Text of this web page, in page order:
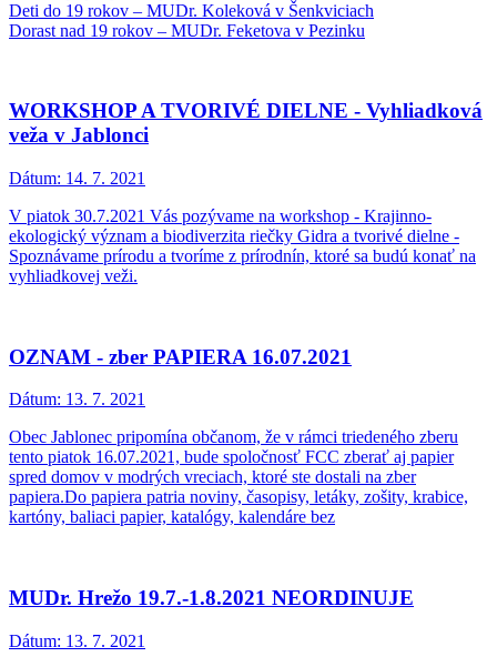
Deti do 19 rokov – MUDr. Koleková v Šenkviciach
Dorast nad 19 rokov – MUDr. Feketova v Pezinku
WORKSHOP A TVORIVÉ DIELNE - Vyhliadková
veža v Jablonci
Dátum: 14. 7. 2021
V piatok 30.7.2021 Vás pozývame na workshop - Krajinno-
ekologický význam a biodiverzita riečky Gidra a tvorivé dielne -
Spoznávame prírodu a tvoríme z prírodnín, ktoré sa budú konať na
vyhliadkovej veži.
OZNAM - zber PAPIERA 16.07.2021
Dátum: 13. 7. 2021
Obec Jablonec pripomína občanom, že v rámci triedeného zberu
tento piatok 16.07.2021, bude spoločnosť FCC zberať aj papier
spred domov v modrých vreciach, ktoré ste dostali na zber
papiera.Do papiera patria noviny, časopisy, letáky, zošity, krabice,
kartóny, baliaci papier, katalógy, kalendáre bez
MUDr. Hrežo 19.7.-1.8.2021 NEORDINUJE
Dátum: 13. 7. 2021